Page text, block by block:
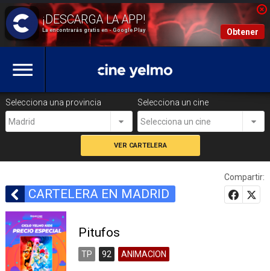
La encontrarás gratis en - Google Play Obtener
Selecciona una provincia
Madrid
Selecciona un cine
Selecciona un cine
CARTELERA EN MADRID
Compartir:
Pitufos
TP 92 ANIMACION